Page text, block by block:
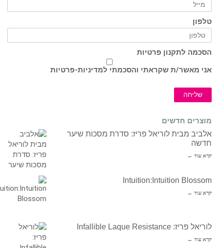
טלפון
הסכמה לתקנון פרטיות
אני מאשר/ת שקראתי והסכמתי למדיניות-פרטיות
שליחה
מוצרים חדשים
אלביב מבית לוריאל פריז: סדרת מסכות שיער
חדשה
קרא עוד ←
Intuition:Intuition Blossom
קרא עוד ←
לוריאל פריז: Infallible Laque Resistance
קרא עוד ←